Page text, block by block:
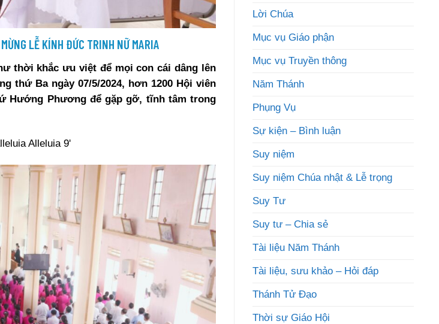
LỄ KÍNH ĐỨC TRINH NỮ MARIA
thời khắc ưu việt để mọi con cái dâng lên
thứ Ba ngày 07/5/2024, hơn 1200 Hội viên
Hướng Phương để gặp gỡ, tĩnh tâm trong
Lời Chúa
Mục vụ Giáo phận
Mục vụ Truyền thông
Năm Thánh
Phụng Vụ
Sự kiện – Bình luận
Suy niệm
Suy niệm Chúa nhật & Lễ trọng
Suy Tư
Suy tư – Chia sẻ
Tài liệu Năm Thánh
Tài liệu, sưu khảo – Hỏi đáp
Thánh Tử Đạo
Thời sự Giáo Hội